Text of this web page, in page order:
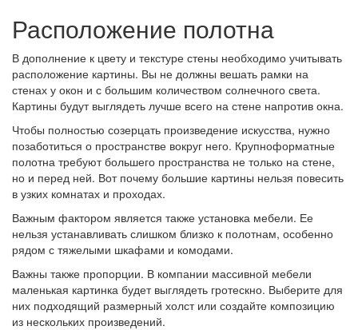
Расположение полотна
В дополнение к цвету и текстуре стены необходимо учитывать
расположение картины. Вы не должны вешать рамки на
стенах у окон и с большим количеством солнечного света.
Картины будут выглядеть лучше всего на стене напротив окна.
Чтобы полностью созерцать произведение искусства, нужно
позаботиться о пространстве вокруг него. Крупноформатные
полотна требуют большего пространства не только на стене,
но и перед ней. Вот почему большие картины нельзя повесить
в узких комнатах и проходах.
Важным фактором является также установка мебели. Ее
нельзя устанавливать слишком близко к полотнам, особенно
рядом с тяжелыми шкафами и комодами.
Важны также пропорции. В компании массивной мебели
маленькая картинка будет выглядеть гротескно. Выберите для
них подходящий размерный холст или создайте композицию
из нескольких произведений.